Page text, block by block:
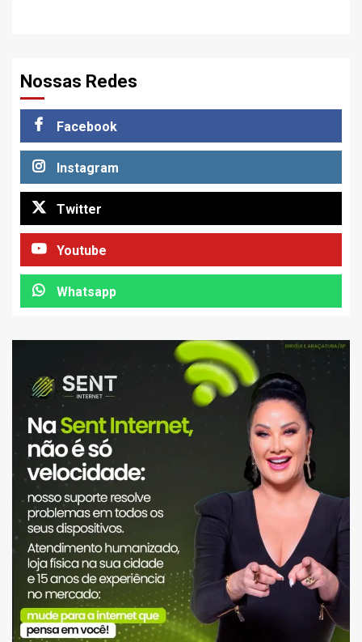
Nossas Redes
Facebook
Instagram
Twitter
Youtube
Whatsapp